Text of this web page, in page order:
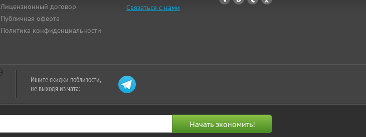
Лицензионный договор
Публичная оферта
Политика конфиденциальности
Связаться с нами
Ищите скидки поблизости,
не выходя из чата: